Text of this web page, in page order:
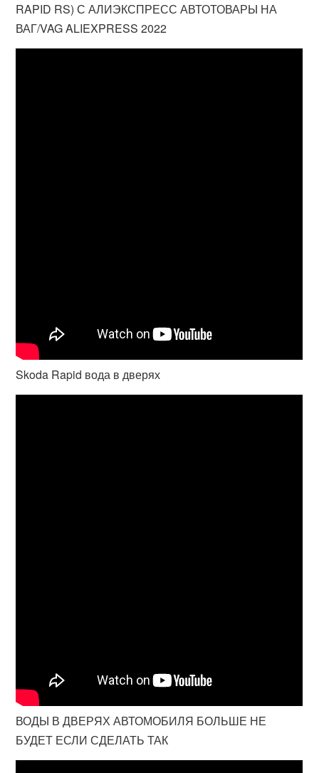
RAPID RS) С АЛИЭКСПРЕСС АВТОТОВАРЫ НА
ВАГ/VAG ALIEXPRESS 2022
Skoda Rapid вода в дверях
ВОДЫ В ДВЕРЯХ АВТОМОБИЛЯ БОЛЬШЕ НЕ
БУДЕТ ЕСЛИ СДЕЛАТЬ ТАК